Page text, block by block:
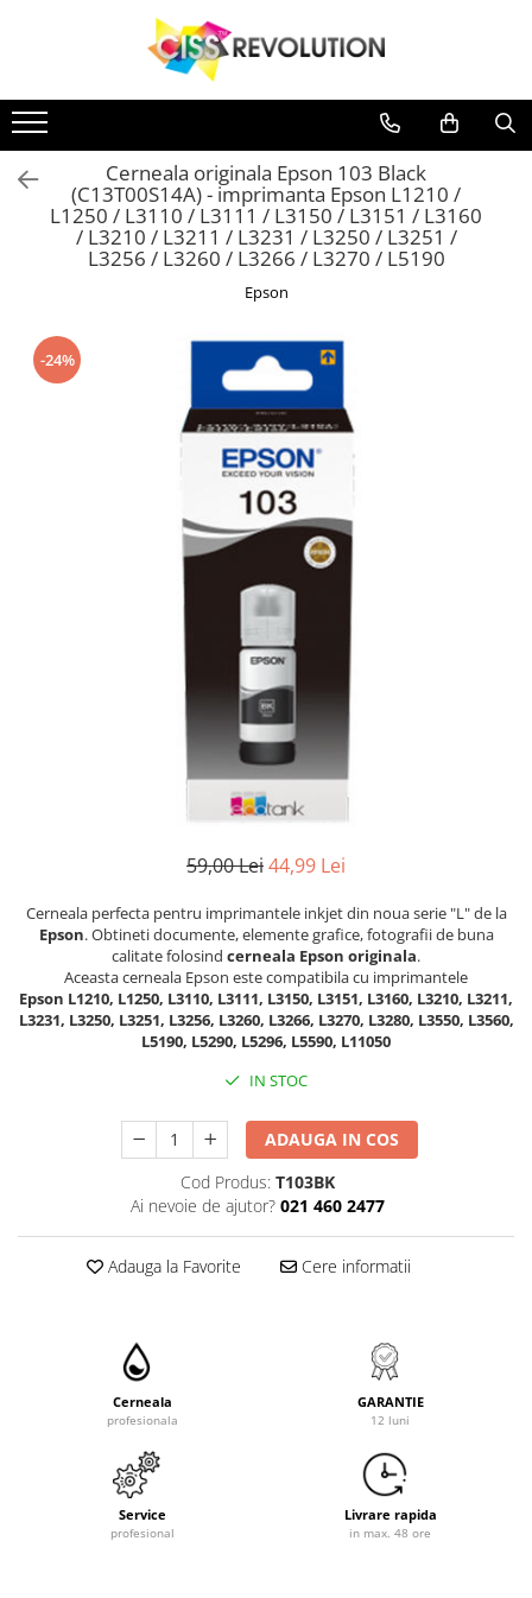
Toate Produsele
IMPRIMANTE
Jet Cerneala
SISTEME CISS
CERNEALA
HP
BROTHER
CONSUMABILE
Casete reziduale
Cartuse originale
Chipuri
Jet Cerneala
DYE
HP
PIGMENT
SUBLIMARE
MEDII DE PRINTARE
HARTIE SUBLIMARE
HARTIE FOTO
FLATBED
ECHIPAMENTE
CONSUMABILE
Cerneala originala Epson 103 Black
(C13T00S14A) - imprimanta Epson L1210 /
L1250 / L3110 / L3111 / L3150 / L3151 / L3160
/ L3210 / L3211 / L3231 / L3250 / L3251 /
L3256 / L3260 / L3266 / L3270 / L5190
Epson
-24%
59,00 Lei44,99 Lei
Cerneala perfecta pentru imprimantele inkjet din noua serie "L" de la
Epson. Obtineti documente, elemente grafice, fotografii de buna
calitate folosind cerneala Epson originala.
Aceasta cerneala Epson este compatibila cu imprimantele
Epson L1210, L1250, L3110, L3111, L3150, L3151, L3160, L3210, L3211,
L3231, L3250, L3251, L3256, L3260, L3266, L3270, L3280, L3550, L3560,
L5190, L5290, L5296, L5590, L11050
IN STOC
ADAUGA IN COS
Cod Produs: T103BK
Ai nevoie de ajutor? 021 460 2477
Adauga la Favorite Cere informatii
Cerneala
profesionala
GARANTIE
12 luni
Service
profesional
Livrare rapida
in max. 48 ore